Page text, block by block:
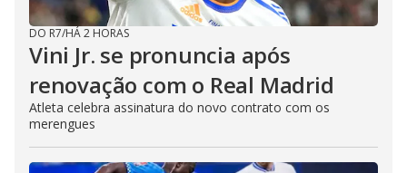
DO R7/HÁ 2 HORAS
Vini Jr. se pronuncia após
renovação com o Real Madrid
Atleta celebra assinatura do novo contrato com os
merengues